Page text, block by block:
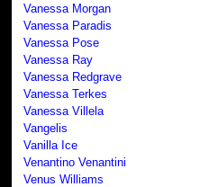
Vanessa Morgan
Vanessa Paradis
Vanessa Pose
Vanessa Ray
Vanessa Redgrave
Vanessa Terkes
Vanessa Villela
Vangelis
Vanilla Ice
Venantino Venantini
Venus Williams